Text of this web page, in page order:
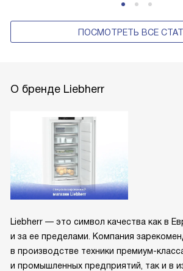
ПОСМОТРЕТЬ ВСЕ
О бренде Liebherr
Liebherr — это символ качества как в
и за ее пределами. Компания
в производстве техники премиум-
и промышленных предприятий, так и в